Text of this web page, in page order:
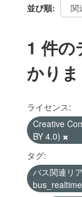
並び順
1 件の
かり
ライセンス:
Creative
BY 4.0)
タグ:
バス関連リ